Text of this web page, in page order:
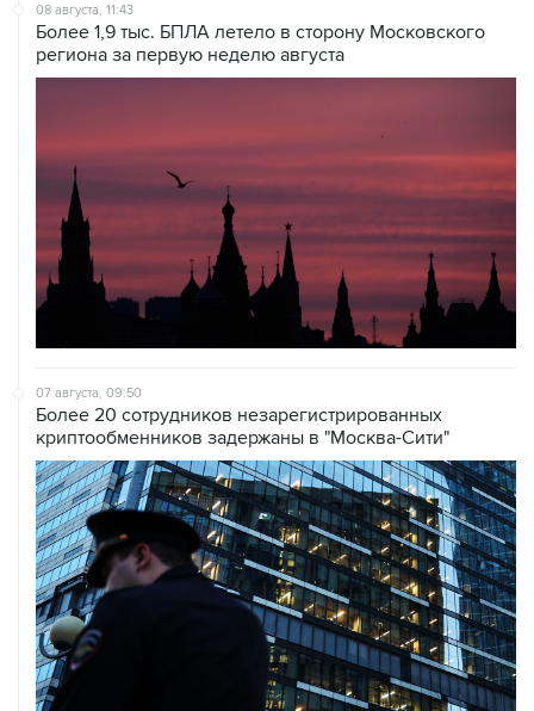
08 августа, 11:43
Более 1,9 тыс. БПЛА летело в сторону Московского
региона за первую неделю августа
07 августа, 09:50
Более 20 сотрудников незарегистрированных
криптообменников задержаны в "Москва-Сити"